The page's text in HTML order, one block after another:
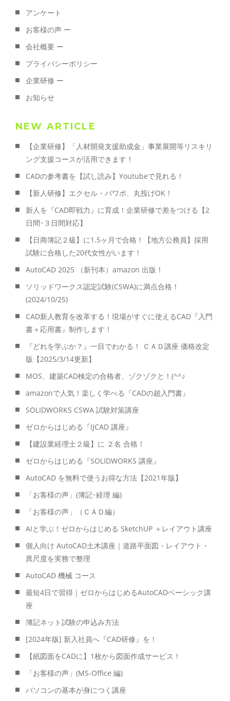
アンケート
お客様の声 ー
会社概要 ー
プライバシーポリシー
企業研修 ー
お知らせ
NEW ARTICLE
【企業研修】「人材開発支援助成金」事業展開等リスキリ
ング支援コースが活用できます！
CADの参考書を【試し読み】Youtubeで見れる！
【新人研修】エクセル・パワポ、丸投げOK！
新人を『CAD即戦力』に育成！企業研修で差をつける【2
日間･３日間対応】
【日商簿記２級】に1.5ヶ月で合格！【地方公務員】採用
試験に合格した20代女性がいます！
AutoCAD 2025 （新刊本）amazon 出版！
ソリッドワークス認定試験(CSWA)に満点合格！
(2024/10/25)
CAD新人教育を改革する！現場がすぐに使えるCAD『入門
書＋応用書』制作します！
『どれを学ぶか？』一目でわかる！ ＣＡＤ講座 価格改定
版【2025/3/14更新】
MOS、建築CAD検定の合格者、ゾクゾクと！(^^♪
amazonで人気！楽しく学べる『CADの超入門書』
SOLIDWORKS CSWA 試験対策講座
ゼロからはじめる『IJCAD 講座』
【建設業経理士２級】に ２名 合格！
ゼロからはじめる『SOLIDWORKS 講座』
AutoCAD を無料で使うお得な方法【2021年版】
「お客様の声」(簿記･経理 編)
「お客様の声」（ＣＡＤ編）
AIと学ぶ！ゼロからはじめる SketchUP ＋レイアウト講座
個人向け AutoCAD土木講座｜道路平面図・レイアウト・
異尺度を実務で整理
AutoCAD 機械 コース
最短4日で習得｜ゼロからはじめるAutoCADベーシック講
座
簿記ネット試験の申込み方法
[2024年版] 新入社員へ『CAD研修』を！
【紙図面をCADに】1枚から図面作成サービス！
「お客様の声」(MS-Office 編)
パソコンの基本が身につく講座